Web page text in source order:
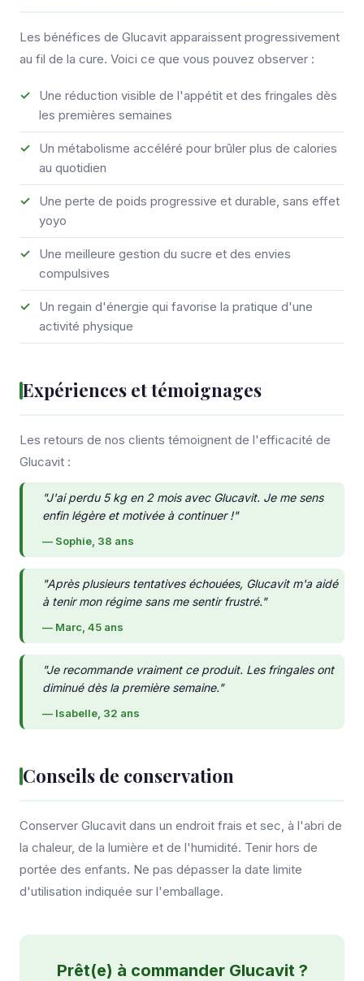
Les bénéfices de Glucavit apparaissent progressivement
au fil de la cure. Voici ce que vous pouvez observer :
Une réduction visible de l'appétit et des fringales dès
les premières semaines
Un métabolisme accéléré pour brûler plus de calories
au quotidien
Une perte de poids progressive et durable, sans effet
yoyo
Une meilleure gestion du sucre et des envies
compulsives
Un regain d'énergie qui favorise la pratique d'une
activité physique
Expériences et témoignages
Les retours de nos clients témoignent de l'efficacité de
Glucavit :
"J'ai perdu 5 kg en 2 mois avec Glucavit. Je me sens
enfin légère et motivée à continuer !"
— Sophie, 38 ans
"Après plusieurs tentatives échouées, Glucavit m'a aidé
à tenir mon régime sans me sentir frustré."
— Marc, 45 ans
"Je recommande vraiment ce produit. Les fringales ont
diminué dès la première semaine."
— Isabelle, 32 ans
Conseils de conservation
Conserver Glucavit dans un endroit frais et sec, à l'abri de
la chaleur, de la lumière et de l'humidité. Tenir hors de
portée des enfants. Ne pas dépasser la date limite
d'utilisation indiquée sur l'emballage.
Prêt(e) à commander Glucavit ?